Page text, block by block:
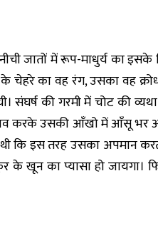
जातों में रूप-माधुर्य का इसके
चेहरे का वह रंग, उसका वह
संघर्ष की गरमी में चोट की
करके उसकी आँखो में आँसू भर
कि इस तरह उसका अपमान
के खून का प्यासा हो